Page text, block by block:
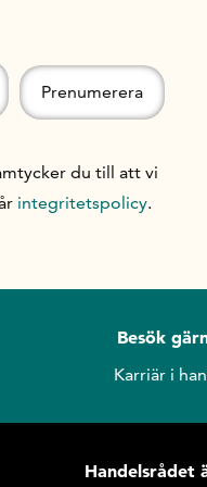
du till att vi
integritetspolicy.
Besök
Karriär i
Handelsrådet